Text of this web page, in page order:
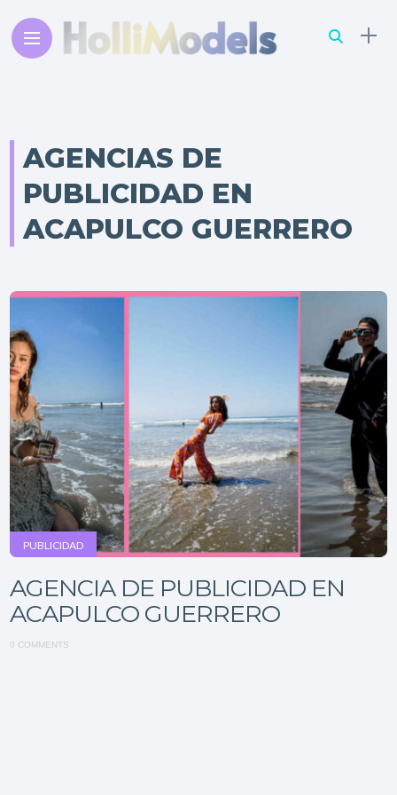
AGENCIAS DE
PUBLICIDAD EN
ACAPULCO GUERRERO
PUBLICIDAD
AGENCIA DE PUBLICIDAD EN
ACAPULCO GUERRERO
0 COMMENTS